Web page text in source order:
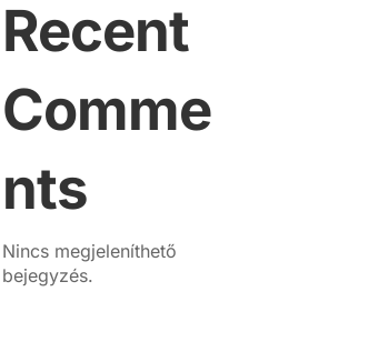
Recent
Comme
nts
Nincs megjeleníthető
bejegyzés.